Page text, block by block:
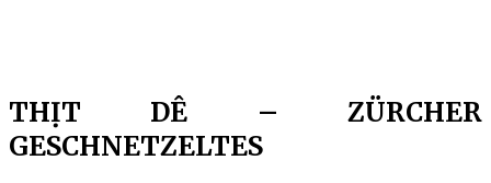
THỊT DÊ – ZÜRCHER
GESCHNETZELTES